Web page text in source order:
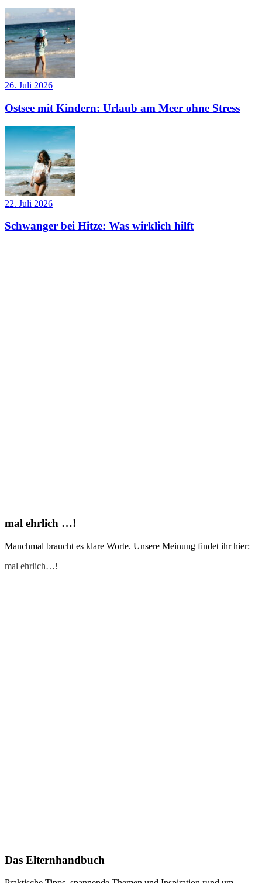
26. Juli 2026
Ostsee mit Kindern: Urlaub am Meer ohne Stress
22. Juli 2026
Schwanger bei Hitze: Was wirklich hilft
mal ehrlich …!
Manchmal braucht es klare Worte. Unsere Meinung findet ihr hier:
mal ehrlich…!
Das Elternhandbuch